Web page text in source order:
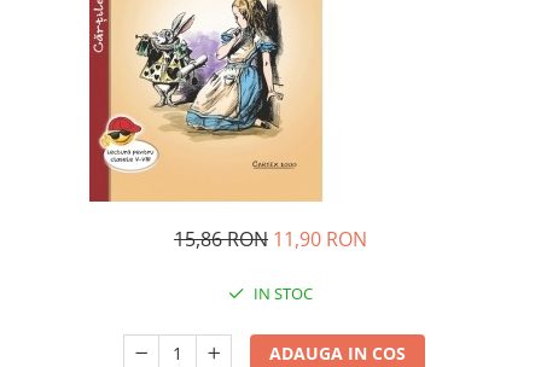
Resurse umane
Vanzari si marketing
Atlase, dictionare si enciclopedii
Carte prescolara
Carte scolara
Dictionare de limba romana
Invatarea limbilor straine
15,86 RON 11,90 RON
IN STOC
ADAUGA IN COS